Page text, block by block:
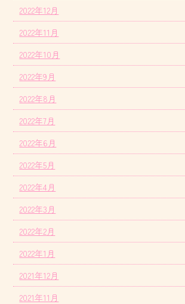
2022年12月
2022年11月
2022年10月
2022年9月
2022年8月
2022年7月
2022年6月
2022年5月
2022年4月
2022年3月
2022年2月
2022年1月
2021年12月
2021年11月